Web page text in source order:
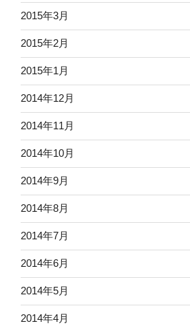
2015年3月
2015年2月
2015年1月
2014年12月
2014年11月
2014年10月
2014年9月
2014年8月
2014年7月
2014年6月
2014年5月
2014年4月